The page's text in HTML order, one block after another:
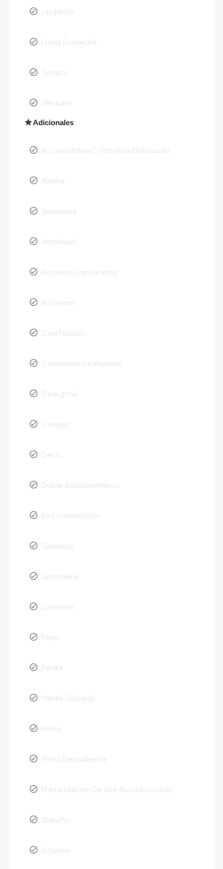
Lavadero
Living Comedor
Terraza
Vestidor
Adicionales
Accesibilidad C/ Movilidad Reducida
Alarma
Amenities
Amoblado
Armarios Empotrados
Ascensor
Calefacción
Carpintería De Aluminio
Categoría
Colegio
Deck
Doble Acristalamiento
En Construcción
Gimnasio
Lavandería
Luminoso
Palier
Parrilla
Parrilla Techada
Pileta
Pileta Descubierta
Preinstalación De Aire Acondicionado
Quincho
Solarium